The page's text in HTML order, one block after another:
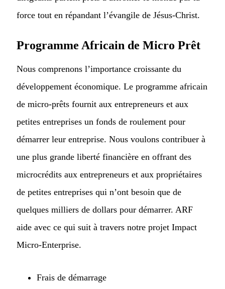
force tout en répandant l’évangile de Jésus-Christ.
Programme Africain de Micro Prêt
Nous comprenons l’importance croissante du
développement économique. Le programme africain
de micro-prêts fournit aux entrepreneurs et aux
petites entreprises un fonds de roulement pour
démarrer leur entreprise. Nous voulons contribuer à
une plus grande liberté financière en offrant des
microcrédits aux entrepreneurs et aux propriétaires
de petites entreprises qui n’ont besoin que de
quelques milliers de dollars pour démarrer. ARF
aide avec ce qui suit à travers notre projet Impact
Micro-Enterprise.
Frais de démarrage